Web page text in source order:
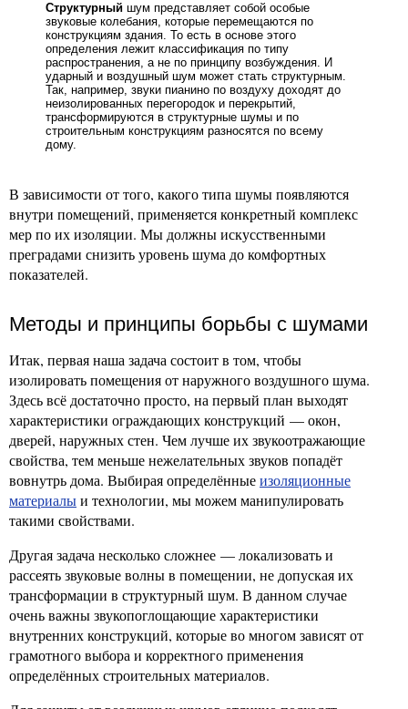
Структурный шум представляет собой особые
звуковые колебания, которые перемещаются по
конструкциям здания. То есть в основе этого
определения лежит классификация по типу
распространения, а не по принципу возбуждения. И
ударный и воздушный шум может стать структурным.
Так, например, звуки пианино по воздуху доходят до
неизолированных перегородок и перекрытий,
трансформируются в структурные шумы и по
строительным конструкциям разносятся по всему
дому.
В зависимости от того, какого типа шумы появляются
внутри помещений, применяется конкретный комплекс
мер по их изоляции. Мы должны искусственными
преградами снизить уровень шума до комфортных
показателей.
Методы и принципы борьбы с шумами
Итак, первая наша задача состоит в том, чтобы
изолировать помещения от наружного воздушного шума.
Здесь всё достаточно просто, на первый план выходят
характеристики ограждающих конструкций — окон,
дверей, наружных стен. Чем лучше их звукоотражающие
свойства, тем меньше нежелательных звуков попадёт
вовнутрь дома. Выбирая определённыеизоляционные
материалыи технологии, мы можем манипулировать
такими свойствами.
Другая задача несколько сложнее — локализовать и
рассеять звуковые волны в помещении, не допуская их
трансформации в структурный шум. В данном случае
очень важны звукопоглощающие характеристики
внутренних конструкций, которые во многом зависят от
грамотного выбора и корректного применения
определённых строительных материалов.